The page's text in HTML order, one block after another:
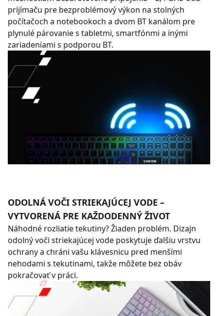
prijímaču pre bezproblémový výkon na stolných
počítačoch a notebookoch a dvom BT kanálom pre
plynulé párovanie s tabletmi, smartfónmi a inými
zariadeniami s podporou BT.
ODOLNÁ VOČI STRIEKAJÚCEJ VODE –
VYTVORENÁ PRE KAŽDODENNÝ ŽIVOT
Náhodné rozliatie tekutiny? Žiaden problém. Dizajn
odolný voči striekajúcej vode poskytuje ďalšiu vrstvu
ochrany a chráni vašu klávesnicu pred menšími
nehodami s tekutinami, takže môžete bez obáv
pokračovať v práci.